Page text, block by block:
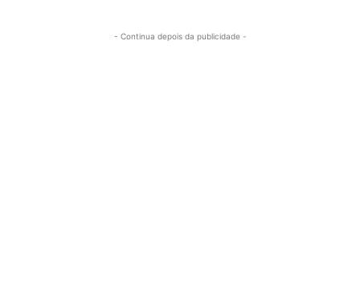
- Continua depois da publicidade -